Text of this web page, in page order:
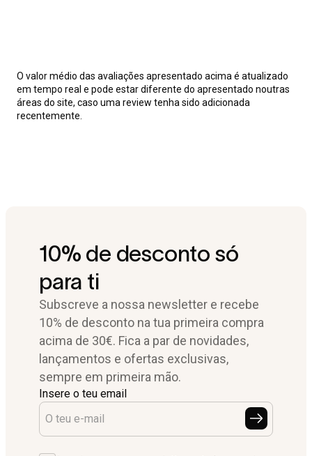
O valor médio das avaliações apresentado acima é atualizado
em tempo real e pode estar diferente do apresentado noutras
áreas do site, caso uma review tenha sido adicionada
recentemente.
10% de desconto só
para ti
Subscreve a nossa newsletter e recebe
10% de desconto na tua primeira compra
acima de 30€. Fica a par de novidades,
lançamentos e ofertas exclusivas,
sempre em primeira mão.
Insere o teu email